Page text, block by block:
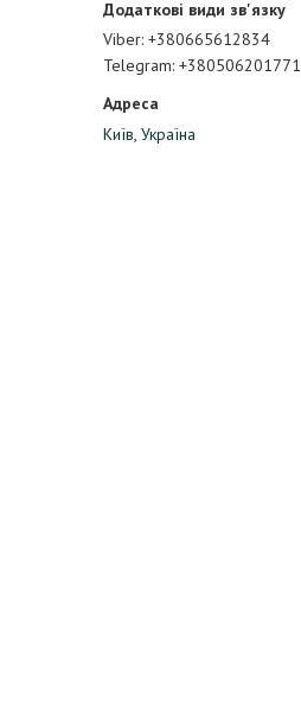
Viber +380665612834
Telegram +380506201771
Київ, Україна